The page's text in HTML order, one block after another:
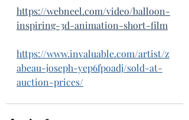
https://webneel.com/video/balloon-
inspiring-3d-animation-short-film
https://www.invaluable.com/artist/z
abeau-joseph-yep6fpoadj/sold-at-
auction-prices/